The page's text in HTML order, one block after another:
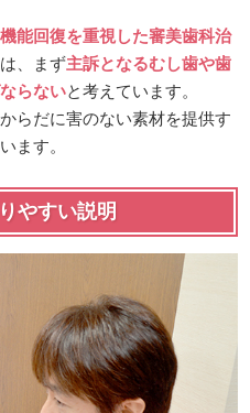
能回復を重視した審美歯科治
、まず主訴となるむし歯や歯
らないと考えています。
らだに害のない素材を提供す
ます。
やすい説明